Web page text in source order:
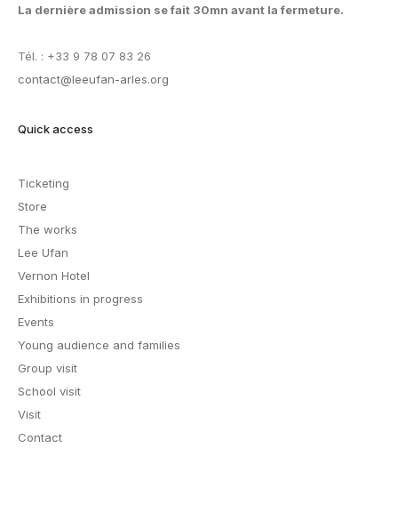
La dernière admission se fait 30mn avant la fermeture.
Tél. : +33 9 78 07 83 26
contact@leeufan-arles.org
Quick access
Ticketing
Store
The works
Lee Ufan
Vernon Hotel
Exhibitions in progress
Events
Young audience and families
Group visit
School visit
Visit
Contact